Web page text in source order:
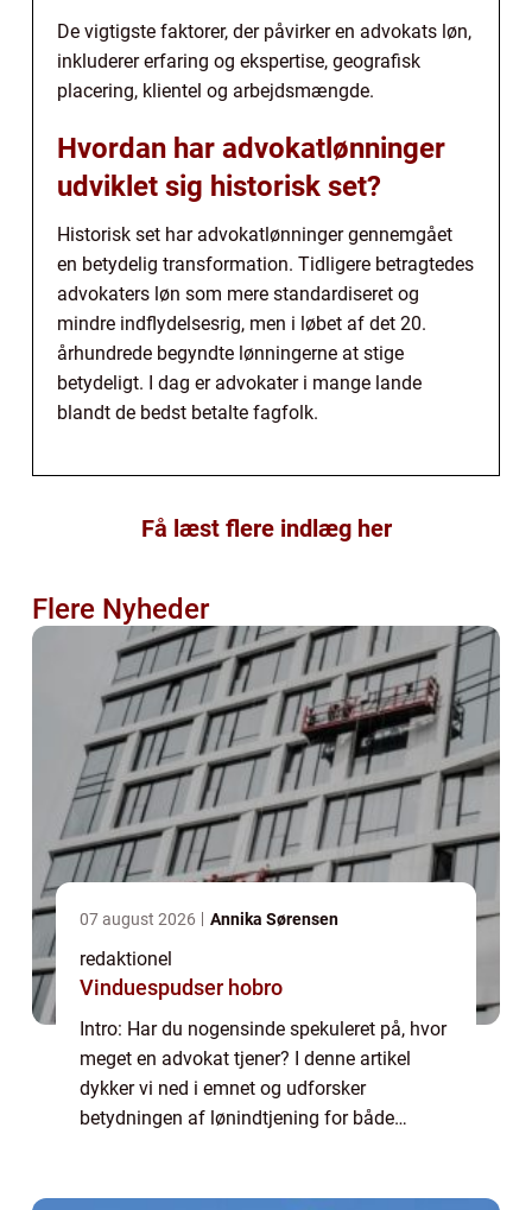
De vigtigste faktorer, der påvirker en advokats løn,
inkluderer erfaring og ekspertise, geografisk
placering, klientel og arbejdsmængde.
Hvordan har advokatlønninger
udviklet sig historisk set?
Historisk set har advokatlønninger gennemgået
en betydelig transformation. Tidligere betragtedes
advokaters løn som mere standardiseret og
mindre indflydelsesrig, men i løbet af det 20.
århundrede begyndte lønningerne at stige
betydeligt. I dag er advokater i mange lande
blandt de bedst betalte fagfolk.
Få læst flere indlæg her
Flere Nyheder
07 august 2026 Annika Sørensen
redaktionel
Vinduespudser hobro
Intro: Har du nogensinde spekuleret på, hvor
meget en advokat tjener? I denne artikel
dykker vi ned i emnet og udforsker
betydningen af lønindtjening for både